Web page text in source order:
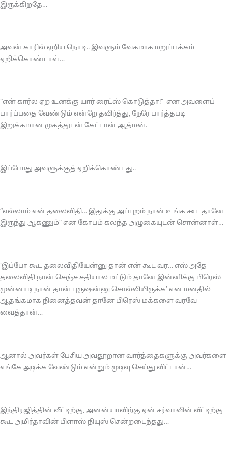
இருக்கிறதே…
அவன் காரில் ஏறிய நொடி.. இவளும் வேகமாக மறுப்பக்கம்
ஏறிக்கொண்டாள்…
“என் கார்ல ஏற உனக்கு யார் ரைட்ஸ் கொடுத்தா!” என அவளைப்
பார்ப்பதை வேண்டும் என்றே தவிர்த்து, நேரே பார்த்தபடி
இறுக்கமான முகத்துடன் கேட்டான் ஆத்மன்.
இப்போது அவளுக்குத் ஏறிக்கொண்டது..
“எல்லாம் என் தலைவிதி… இதுக்கு அப்புறம் நான் உங்க கூட தானே
இருந்து ஆகணும்” என கோபம் கலந்த அழுகையுடன் சொன்னாள்…
‘இப்போ கூட தலைவிதியேன்னு தான் என் கூட வர… எஸ் அதே
தலைவிதி நான் செஞ்ச சதியால மட்டும் தானே இன்னிக்கு பிரெஸ்
முன்னாடி நான் தான் புருஷன்னு சொல்லியிருக்க’ என மனதில்
ஆதங்கமாக நினைத்தவன் தானே பிரெஸ் மக்களை வரவே
வைத்தான்…
ஆனால் அவர்கள் பேசிய அவதூறான வார்த்தைகளுக்கு அவர்களை
எங்கே அடிக்க வேண்டும் என்றும் முடிவு செய்து விட்டான்…
இந்திரஜித்தின் வீட்டிற்கு, அனன்யாவிற்கு ஏன் சர்வாவின் வீட்டிற்கு
கூட அமிர்தாவின் பிளாஸ் நியுஸ் சென்றடைந்தது…